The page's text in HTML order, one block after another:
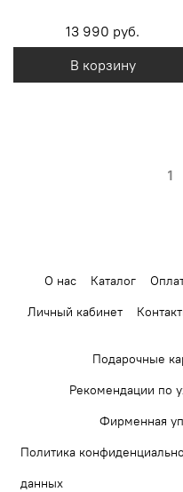
13 990 руб.
В корзину
1
О нас Каталог
Личный кабинет
Подарочные
Рекомендации по
Фирменная
Политика
данных